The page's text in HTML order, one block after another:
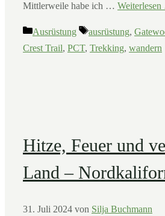
Mittlerweile habe ich …
Kategorien
Ausrüstung Schlagwörter
ausrüstung,
Crest Trail, PCT, Trekking, wandern
Hitze, Feuer und
Land –
31. Juli 2024 von Silja Buchmann